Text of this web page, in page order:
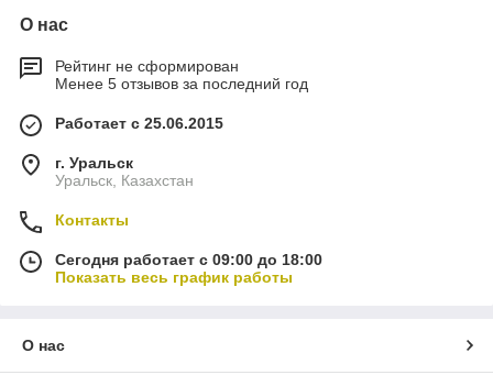
О нас
Рейтинг не сформирован
Менее 5 отзывов за последний год
Работает с 25.06.2015
г. Уральск
Уральск, Казахстан
Контакты
Сегодня работает с 09:00 до 18:00
Показать весь график работы
О нас